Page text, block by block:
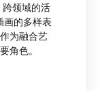
领域的活
画的多样表
为融合艺
角色。